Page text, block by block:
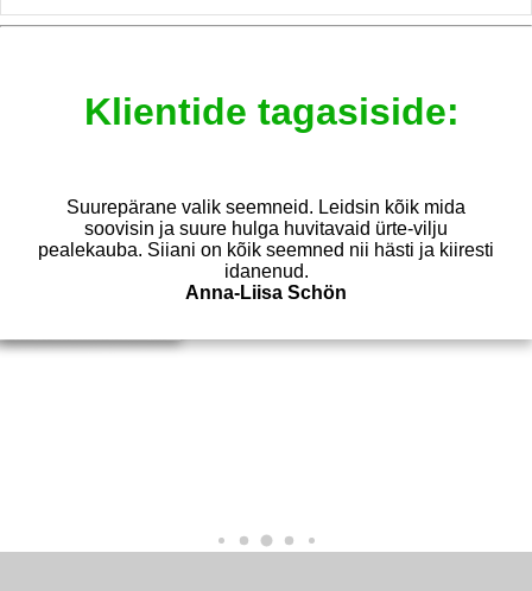
Klientide tagasiside:
ettevôtte. Suur
Olen kodulehelt
saanud. Ja see
Suurepärane valik seemneid. Leidsin kõik mida
soovisin ja suure hulga huvitavaid ürte-vilju
pealekauba. Siiani on kõik seemned nii hästi ja kiiresti
idanenud.
Anna-Liisa Schön
Eelmisel